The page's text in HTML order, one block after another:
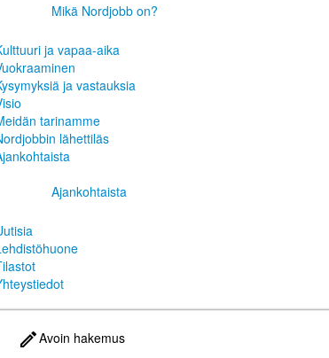
Mikä Nordjobb on?
ja vapaa-aika
ja vastauksia
tarinamme
lähettiläs
Ajankohtaista
Avoin hakemus